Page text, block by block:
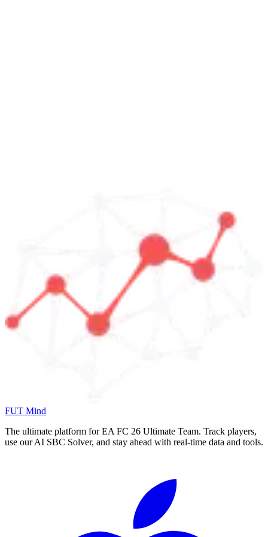
FUT Mind
The ultimate platform for EA FC 26 Ultimate Team. Track players,
use our AI SBC Solver, and stay ahead with real-time data and tools.